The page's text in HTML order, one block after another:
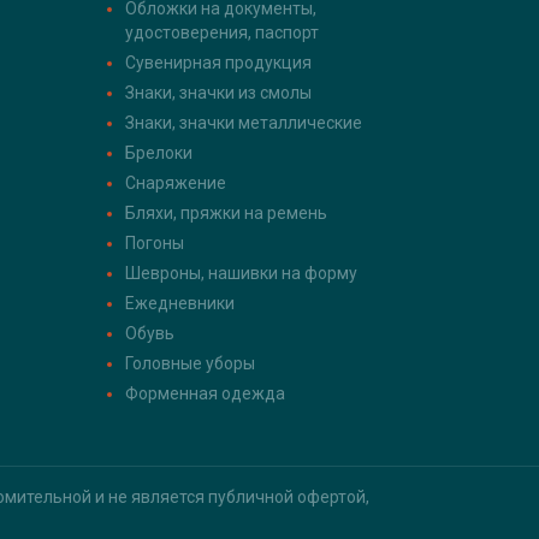
Обложки на документы,
удостоверения, паспорт
Сувенирная продукция
Знаки, значки из смолы
Знаки, значки металлические
Брелоки
Снаряжение
Бляхи, пряжки на ремень
Погоны
Шевроны, нашивки на форму
Ежедневники
Обувь
Головные уборы
Форменная одежда
и не является публичной офертой,